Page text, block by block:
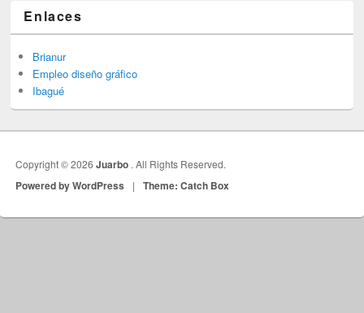
Enlaces
Brianur
Empleo diseño gráfico
Ibagué
Copyright © 2026Juarbo . All Rights Reserved.
Powered by WordPress | Theme: Catch Box